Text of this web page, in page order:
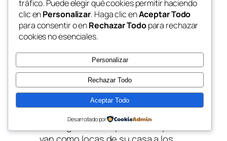
Entonces trabajamoscon
compañeras que después de que
llevan trabajando en este sector
dos, tres, cuatro o cinco años ni
saben que hay un convenio, ni que
tienen días de asuntos propios, ni
que pueden elegir vacaciones, ni
que tienen derecho a los permisos
por enfermedad que hemos
conseguido hace poco…
tráfico. Puede elegir qué cookies permitir haciendo
clic enPersonalizar. Haga clic enAceptar Todo
para consentir o enRechazar Todopara rechazar
cookies no esenciales.
Personalizar
Rechazar Todo
Aceptar Todo
Desarrollado por